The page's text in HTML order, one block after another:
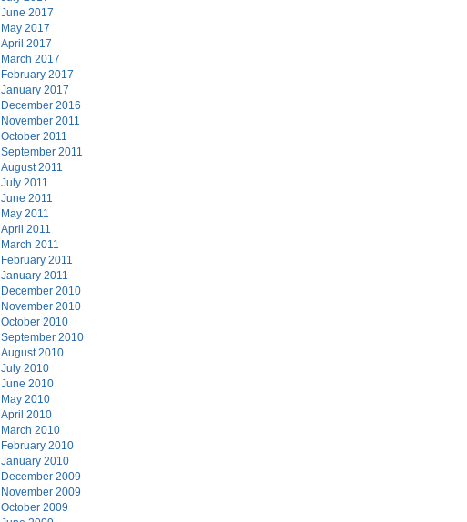
June 2017
May 2017
April 2017
March 2017
February 2017
January 2017
December 2016
November 2011
October 2011
September 2011
August 2011
July 2011
June 2011
May 2011
April 2011
March 2011
February 2011
January 2011
December 2010
November 2010
October 2010
September 2010
August 2010
July 2010
June 2010
May 2010
April 2010
March 2010
February 2010
January 2010
December 2009
November 2009
October 2009